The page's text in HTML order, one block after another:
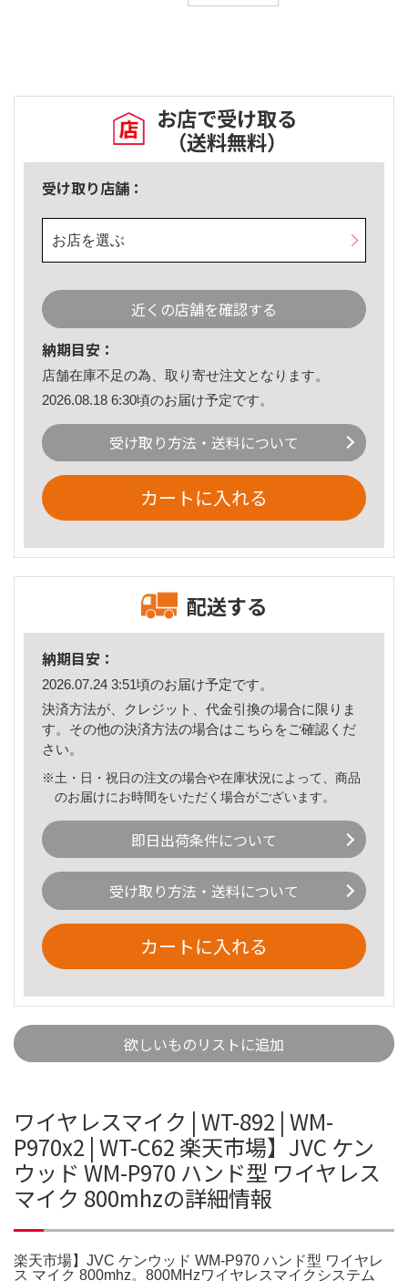
お店で受け取る
（送料無料）
受け取り店舗：
お店を選ぶ
近くの店舗を確認する
納期目安：
店舗在庫不足の為、取り寄せ注文となります。
2026.08.18 6:30頃のお届け予定です。
受け取り方法・送料について
カートに入れる
配送する
納期目安：
2026.07.24 3:51頃のお届け予定です。
決済方法が、クレジット、代金引換の場合に限りま
す。その他の決済方法の場合はこちら をご確認くだ
さい。
※土・日・祝日の注文の場合や在庫状況によって、商品
のお届けにお時間をいただく場合がございます。
即日出荷条件について
受け取り方法・送料について
カートに入れる
欲しいものリストに追加
ワイヤレスマイク | WT-892 | WM-
P970x2 | WT-C62 楽天市場】JVC ケン
ウッド WM-P970 ハンド型 ワイヤレス
マイク 800mhzの詳細情報
楽天市場】JVC ケンウッド WM-P970 ハンド型 ワイヤレ
ス マイク 800mhz。800MHzワイヤレスマイクシステム